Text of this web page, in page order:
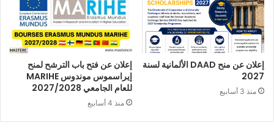
إعلان عن منح DAAD الألمانية لسنة
2027
منذ 3 أسابيع
إعلان عن فتح باب الترشح لمنح
إيراسموس موندوس MARIHE
للعام الجامعي 2027/2028
منذ 4 أسابيع